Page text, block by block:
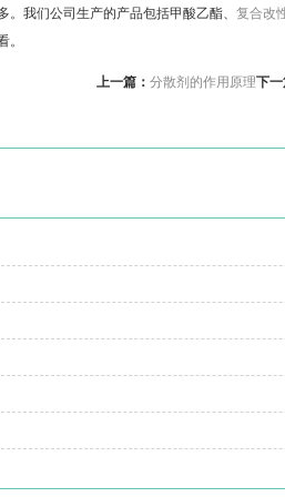
我们公司生产的产品包括甲酸乙酯、 复合改
。
上一篇： 分散剂的作用原理下一